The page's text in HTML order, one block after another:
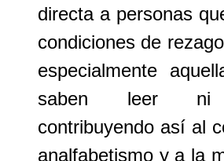
directa a personas
condiciones de
especialmente
saben leer ni
contribuyendo así al
analfabetismo y a la